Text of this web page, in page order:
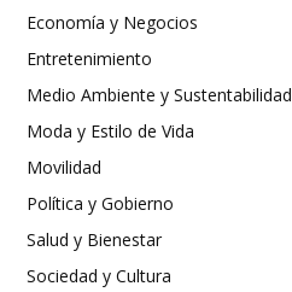
Economía y Negocios
Entretenimiento
Medio Ambiente y Sustentabilidad
Moda y Estilo de Vida
Movilidad
Política y Gobierno
Salud y Bienestar
Sociedad y Cultura